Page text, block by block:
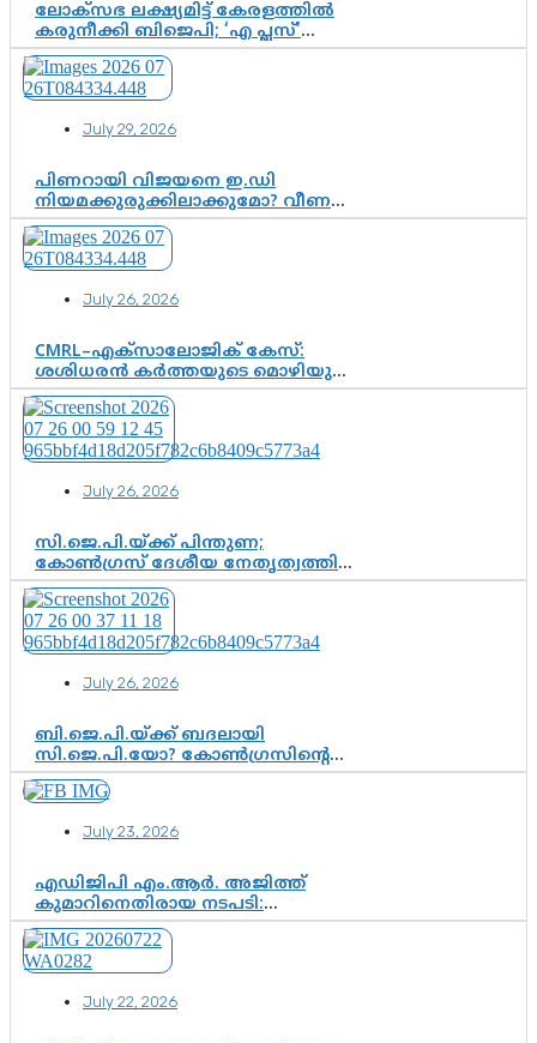
ലോക്സഭ ലക്ഷ്യമിട്ട് കേരളത്തിൽ
കരുനീക്കി ബിജെപി; ‘എ പ്ലസ്’
മണ്ഡലങ്ങളിൽ പ്രമുഖരെ ഇറക്കി
കേന്ദ്രനേതൃത്വം, തിരുവനന്തപുരത്ത്
രാജീവ് ചന്ദ്രശേഖർ, ആറ്റിങ്ങലിൽ
ശോഭാ സുരേന്ദ്രൻ..
July 29, 2026
പിണറായി വിജയനെ ഇ.ഡി
നിയമക്കുരുക്കിലാക്കുമോ? വീണ
വിജയൻ മാപ്പുസാക്ഷിയാകുമോ?
കർത്തയുടെ മൊഴി നിർണായക
വഴിത്തിരിവാകുമോ?
July 26, 2026
CMRL–എക്‌സാലോജിക് കേസ്:
ശശിധരൻ കർത്തയുടെ മൊഴിയുടെ
അടിസ്ഥാനത്തിൽ പിണറായി
വിജയനെ ചോദ്യം ചെയ്യുന്നതിൽ ഉടൻ
തീരുമാനം; വീണയ്‌ക്കെതിരെ
കൂടുതൽ തെളിവുകൾ പരിശോധിച്ച്
July 26, 2026
സി.ജെ.പി.യ്ക്ക് പിന്തുണ;
കോൺഗ്രസ് ദേശീയ നേതൃത്വത്തിൽ
ആശങ്കയോ? പാർട്ടിക്കുള്ളിൽ
ഭിന്നാഭിപ്രായമെന്ന വിലയിരുത്തൽ
July 26, 2026
ബി.ജെ.പി.യ്ക്ക് ബദലായി
സി.ജെ.പി.യോ? കോൺഗ്രസിന്റെ
രാഷ്ട്രീയ ഇടം കൈവശപ്പെടുത്താൻ
സിജെപി ഉയർന്നുകഴിഞ്ഞോ?
വഴിത്തിരിവ്
July 23, 2026
എഡിജിപി എം.ആർ. അജിത്ത്
കുമാറിനെതിരായ നടപടി:
സസ്പെൻഷനിൽ ഒതുങ്ങുമോ,
അതോ കൂടുതൽ കടുത്ത
നടപടികളിലേക്കോ?
July 22, 2026